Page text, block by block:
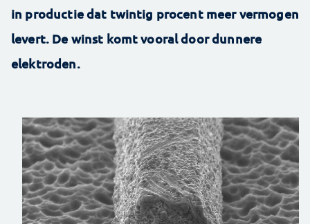
in productie dat twintig procent meer vermogen
levert. De winst komt vooral door dunnere
elektroden.